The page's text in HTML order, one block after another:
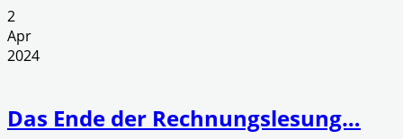
2
Apr
2024
Das Ende der Rechnungslesung…